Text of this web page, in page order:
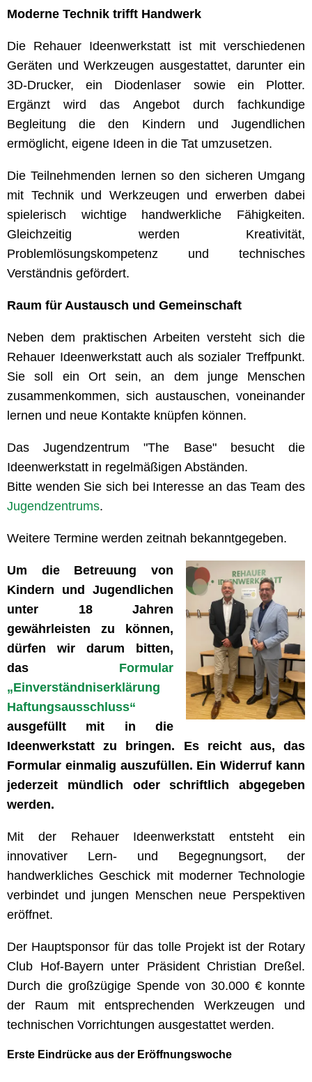
Moderne Technik trifft Handwerk
Die Rehauer Ideenwerkstatt ist mit verschiedenen
Geräten und Werkzeugen ausgestattet, darunter ein
3D-Drucker, ein Diodenlaser sowie ein Plotter.
Ergänzt wird das Angebot durch fachkundige
Begleitung die den Kindern und Jugendlichen
ermöglicht, eigene Ideen in die Tat umzusetzen.
Die Teilnehmenden lernen so den sicheren Umgang
mit Technik und Werkzeugen und erwerben dabei
spielerisch wichtige handwerkliche Fähigkeiten.
Gleichzeitig werden Kreativität,
Problemlösungskompetenz und technisches
Verständnis gefördert.
Raum für Austausch und Gemeinschaft
Neben dem praktischen Arbeiten versteht sich die
Rehauer Ideenwerkstatt auch als sozialer Treffpunkt.
Sie soll ein Ort sein, an dem junge Menschen
zusammenkommen, sich austauschen, voneinander
lernen und neue Kontakte knüpfen können.
Das Jugendzentrum "The Base" besucht die
Ideenwerkstatt in regelmäßigen Abständen.
Bitte wenden Sie sich bei Interesse an das Team des
Jugendzentrums.
Weitere Termine werden zeitnah bekanntgegeben.
Um die Betreuung von
Kindern und Jugendlichen
unter 18 Jahren
gewährleisten zu können,
dürfen wir darum bitten,
das Formular
„Einverständniserklärung
Haftungsausschluss“
ausgefüllt mit in die
Ideenwerkstatt zu bringen. Es reicht aus, das
Formular einmalig auszufüllen. Ein Widerruf kann
jederzeit mündlich oder schriftlich abgegeben
werden.
Mit der Rehauer Ideenwerkstatt entsteht ein
innovativer Lern- und Begegnungsort, der
handwerkliches Geschick mit moderner Technologie
verbindet und jungen Menschen neue Perspektiven
eröffnet.
Der Hauptsponsor für das tolle Projekt ist der Rotary
Club Hof-Bayern unter Präsident Christian Dreßel.
Durch die großzügige Spende von 30.000 € konnte
der Raum mit entsprechenden Werkzeugen und
technischen Vorrichtungen ausgestattet werden.
Erste Eindrücke aus der Eröffnungswoche